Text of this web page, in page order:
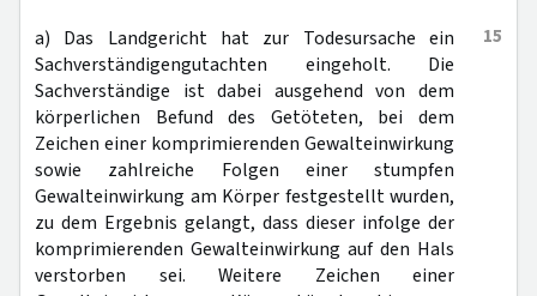
15
a) Das Landgericht hat zur Todesursache ein
Sachverständigengutachten eingeholt. Die
Sachverständige ist dabei ausgehend von dem
körperlichen Befund des Getöteten, bei dem
Zeichen einer komprimierenden Gewalteinwirkung
sowie zahlreiche Folgen einer stumpfen
Gewalteinwirkung am Körper festgestellt wurden,
zu dem Ergebnis gelangt, dass dieser infolge der
komprimierenden Gewalteinwirkung auf den Hals
verstorben sei. Weitere Zeichen einer